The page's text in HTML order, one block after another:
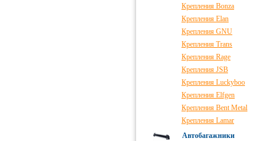
Крепления Bonza
Крепления Elan
Крепления GNU
Крепления Trans
Крепления Rage
Крепления JSB
Крепления Luckyboo
Крепления Elfgen
Крепления Bent Metal
Крепления Lamar
Автобагажники